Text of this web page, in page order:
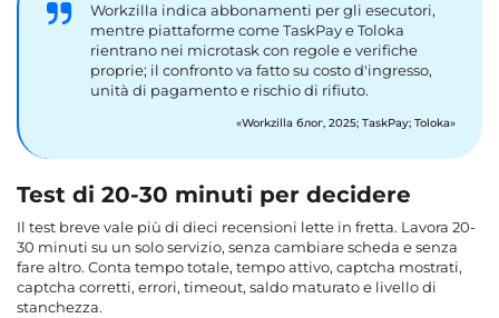
Workzilla indica abbonamenti per gli esecutori,
mentre piattaforme come TaskPay e Toloka
rientrano nei microtask con regole e verifiche
proprie; il confronto va fatto su costo d'ingresso,
unità di pagamento e rischio di rifiuto.
Workzilla блог, 2025; TaskPay; Toloka
Test di 20-30 minuti per decidere
Il test breve vale più di dieci recensioni lette in fretta. Lavora 20-
30 minuti su un solo servizio, senza cambiare scheda e senza
fare altro. Conta tempo totale, tempo attivo, captcha mostrati,
captcha corretti, errori, timeout, saldo maturato e livello di
stanchezza.